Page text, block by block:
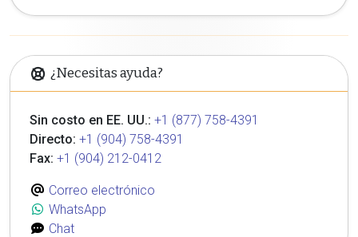
¿Necesitas ayuda?
Sin costo en EE. UU.: +1 (877) 758-4391
Directo: +1 (904) 758-4391
Fax: +1 (904) 212-0412
Correo electrónico
WhatsApp
Chat